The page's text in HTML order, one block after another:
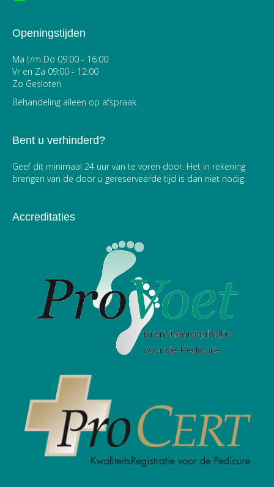
Openingstijden
Ma t/m Do 09:00 - 16:00
Vr en Za 09:00 - 12:00
Zo Gesloten
Behandeling alleen op afspraak.
Bent u verhinderd?
Geef dit minimaal 24 uur van te voren door. Het in rekening
brengen van de door u gereserveerde tijd is dan niet nodig.
Accreditaties